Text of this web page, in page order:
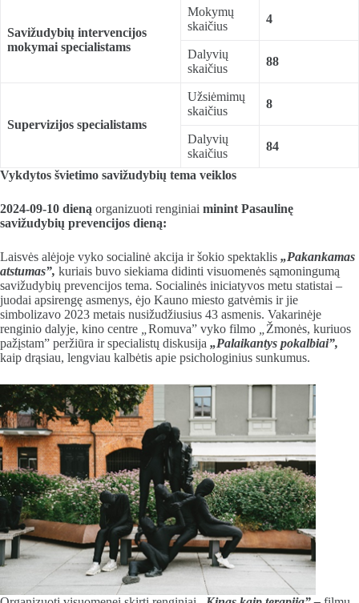
Savižudybių intervencijos
mokymai specialistams
Mokymų
skaičius
4
Dalyvių
skaičius
88
Supervizijos specialistams
Užsiėmimų
skaičius
8
Dalyvių
skaičius
84
Vykdytos švietimo savižudybių tema veiklos
2024-09-10 dieną organizuoti renginiai minint Pasaulinę
savižudybių prevencijos dieną:
Laisvės alėjoje vyko socialinė akcija ir šokio spektaklis „Pakankamas
atstumas”, kuriais buvo siekiama didinti visuomenės sąmoningumą
savižudybių prevencijos tema. Socialinės iniciatyvos metu statistai –
juodai apsirengę asmenys, ėjo Kauno miesto gatvėmis ir jie
simbolizavo 2023 metais nusižudžiusius 43 asmenis. Vakarinėje
renginio dalyje, kino centre
Romuva” vyko filmo
Žmonės, kuriuos
pažįstam” peržiūra ir specialistų diskusija „Palaikantys pokalbiai”,
kaip drąsiau, lengviau kalbėtis apie psichologinius sunkumus.